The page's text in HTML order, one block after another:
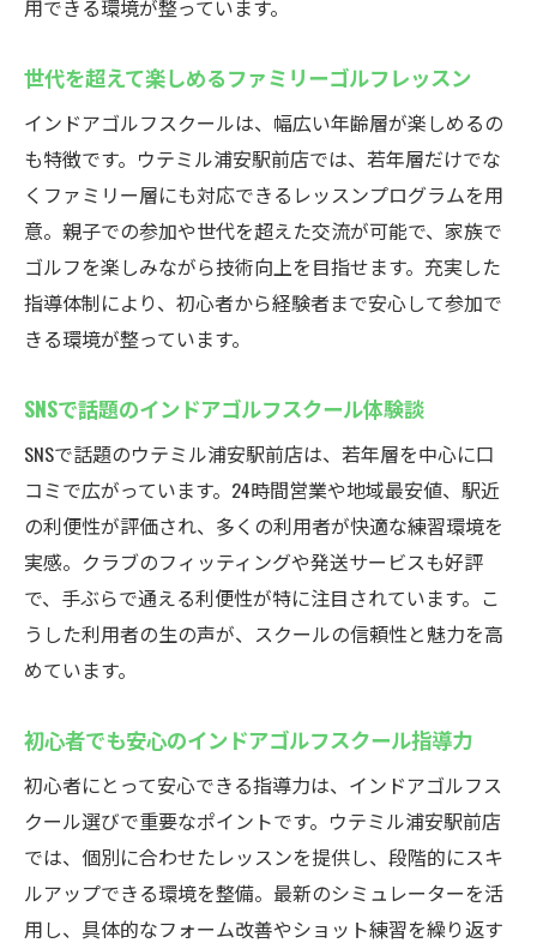
クラブ発送サービス付きのインドアゴルフ
最新機器で効率良く練習できるインドアゴ
ルフスクール
快適な設備が揃ったインドアゴルフスクー
ルで上達
フィッティング重視のインドアゴルフスク
ール
手ぶらで通えるウテミルの魅力
便利
レンタルクラブ完備で初心者も安心のイン
ドアゴルフスクール
無料バッグ置き場が嬉しいインドアゴルフ
スクール
仕事帰りでも気軽に利用できるインドアゴ
ルフスクール
荷物を気にせず楽しむインドアゴルフスク
市川や浦安近隣のインドアゴルフスクール
利用体験
用できる環境が整っています。
世代を超えて楽しめるファミリーゴルフレッスン
インドアゴルフスクールは、幅広い年齢層が楽しめるの
も特徴です。ウテミル浦安駅前店では、若年層だけでな
くファミリー層にも対応できるレッスンプログラムを用
意。親子での参加や世代を超えた交流が可能で、家族で
ゴルフを楽しみながら技術向上を目指せます。充実した
指導体制により、初心者から経験者まで安心して参加で
きる環境が整っています。
SNSで話題のインドアゴルフスクール体験談
SNSで話題のウテミル浦安駅前店は、若年層を中心に口
コミで広がっています。24時間営業や地域最安値、駅近
の利便性が評価され、多くの利用者が快適な練習環境を
実感。クラブのフィッティングや発送サービスも好評
で、手ぶらで通える利便性が特に注目されています。こ
うした利用者の生の声が、スクールの信頼性と魅力を高
めています。
初心者でも安心のインドアゴルフスクール指導力
初心者にとって安心できる指導力は、インドアゴルフス
クール選びで重要なポイントです。ウテミル浦安駅前店
では、個別に合わせたレッスンを提供し、段階的にスキ
ルアップできる環境を整備。最新のシミュレーターを活
用し、具体的なフォーム改善やショット練習を繰り返す